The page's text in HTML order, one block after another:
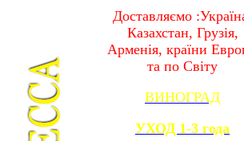
Доставляємо
Казахстан, Грузія,
Арменія, країни
та по Світу
ВИНОГРАД
УХОД 1-3 года